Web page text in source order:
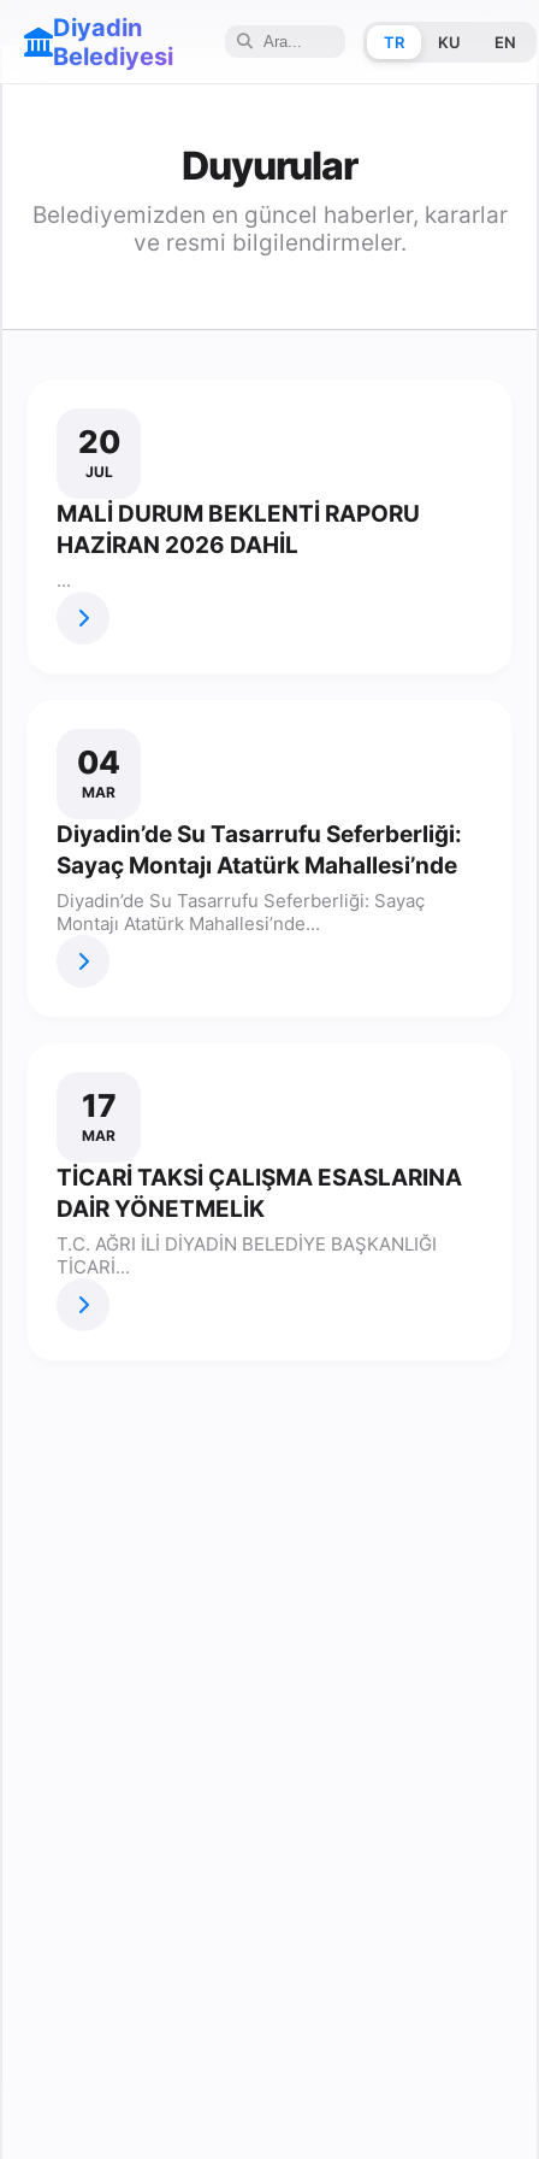
Diyadin
Belediyesi
TR KU EN
Duyurular
Belediyemizden en güncel haberler, kararlar
ve resmi bilgilendirmeler.
20
JUL
MALİ DURUM BEKLENTİ RAPORU
HAZİRAN 2026 DAHİL
...
04
MAR
Diyadin’de Su Tasarrufu Seferberliği:
Sayaç Montajı Atatürk Mahallesi’nde
Diyadin’de Su Tasarrufu Seferberliği: Sayaç
Montajı Atatürk Mahallesi’nde...
17
MAR
TİCARİ TAKSİ ÇALIŞMA ESASLARINA
DAİR YÖNETMELİK
T.C. AĞRI İLİ DİYADİN BELEDİYE BAŞKANLIĞI
TİCARİ...